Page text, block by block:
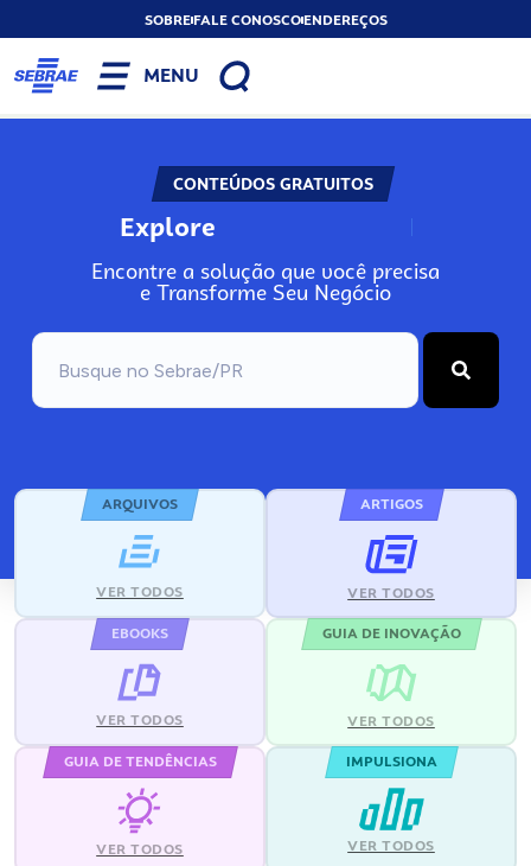
SOBREFALE CONOSCOENDEREÇOS
MENU
CONTEÚDOS GRATUITOS
Explore N
Encontre a solução que você precisa
e Transforme Seu Negócio
ARQUIVOS
VER TODOS
ARTIGOS
VER TODOS
EBOOKS
VER TODOS
GUIA DE INOVAÇÃO
VER TODOS
GUIA DE TENDÊNCIAS
VER TODOS
IMPULSIONA
VER TODOS